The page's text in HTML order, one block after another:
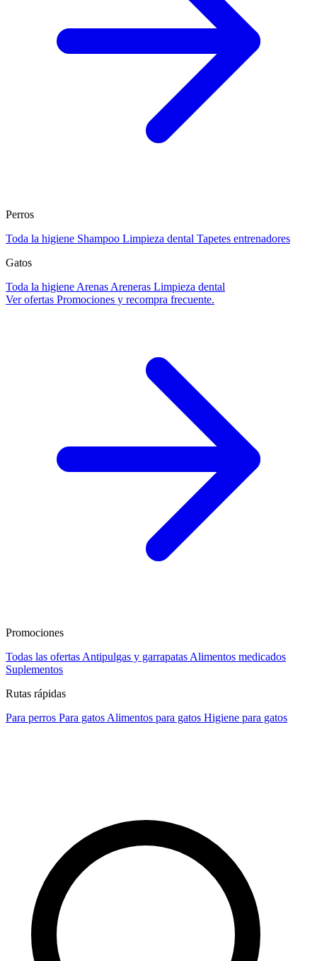
Perros
Toda la higiene Shampoo Limpieza dental Tapetes entrenadores
Gatos
Toda la higiene Arenas Areneras Limpieza dental
Ver ofertas Promociones y recompra frecuente.
Promociones
Todas las ofertas Antipulgas y garrapatas Alimentos medicados
Suplementos
Rutas rápidas
Para perros Para gatos Alimentos para gatos Higiene para gatos